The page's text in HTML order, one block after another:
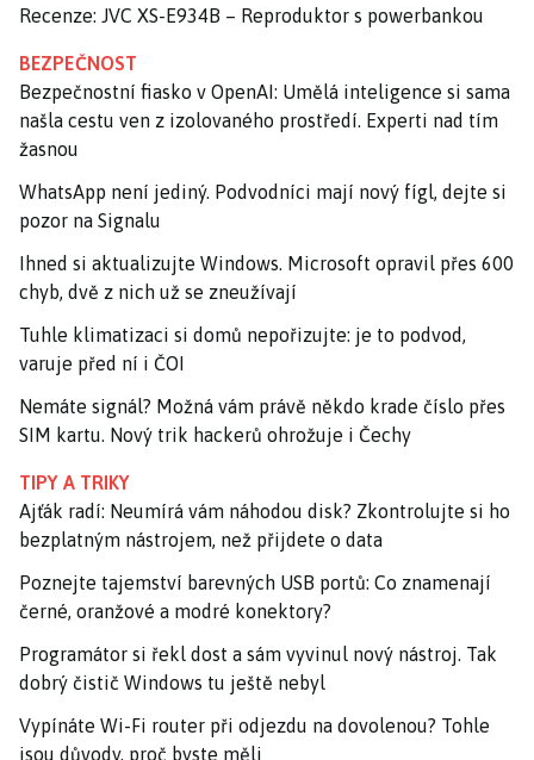
Recenze: JVC XS-E934B – Reproduktor s powerbankou
BEZPEČNOST
Bezpečnostní fiasko v OpenAI: Umělá inteligence si sama
našla cestu ven z izolovaného prostředí. Experti nad tím
žasnou
WhatsApp není jediný. Podvodníci mají nový fígl, dejte si
pozor na Signalu
Ihned si aktualizujte Windows. Microsoft opravil přes 600
chyb, dvě z nich už se zneužívají
Tuhle klimatizaci si domů nepořizujte: je to podvod,
varuje před ní i ČOI
Nemáte signál? Možná vám právě někdo krade číslo přes
SIM kartu. Nový trik hackerů ohrožuje i Čechy
TIPY A TRIKY
Ajťák radí: Neumírá vám náhodou disk? Zkontrolujte si ho
bezplatným nástrojem, než přijdete o data
Poznejte tajemství barevných USB portů: Co znamenají
černé, oranžové a modré konektory?
Programátor si řekl dost a sám vyvinul nový nástroj. Tak
dobrý čistič Windows tu ještě nebyl
Vypínáte Wi-Fi router při odjezdu na dovolenou? Tohle
jsou důvody, proč byste měli